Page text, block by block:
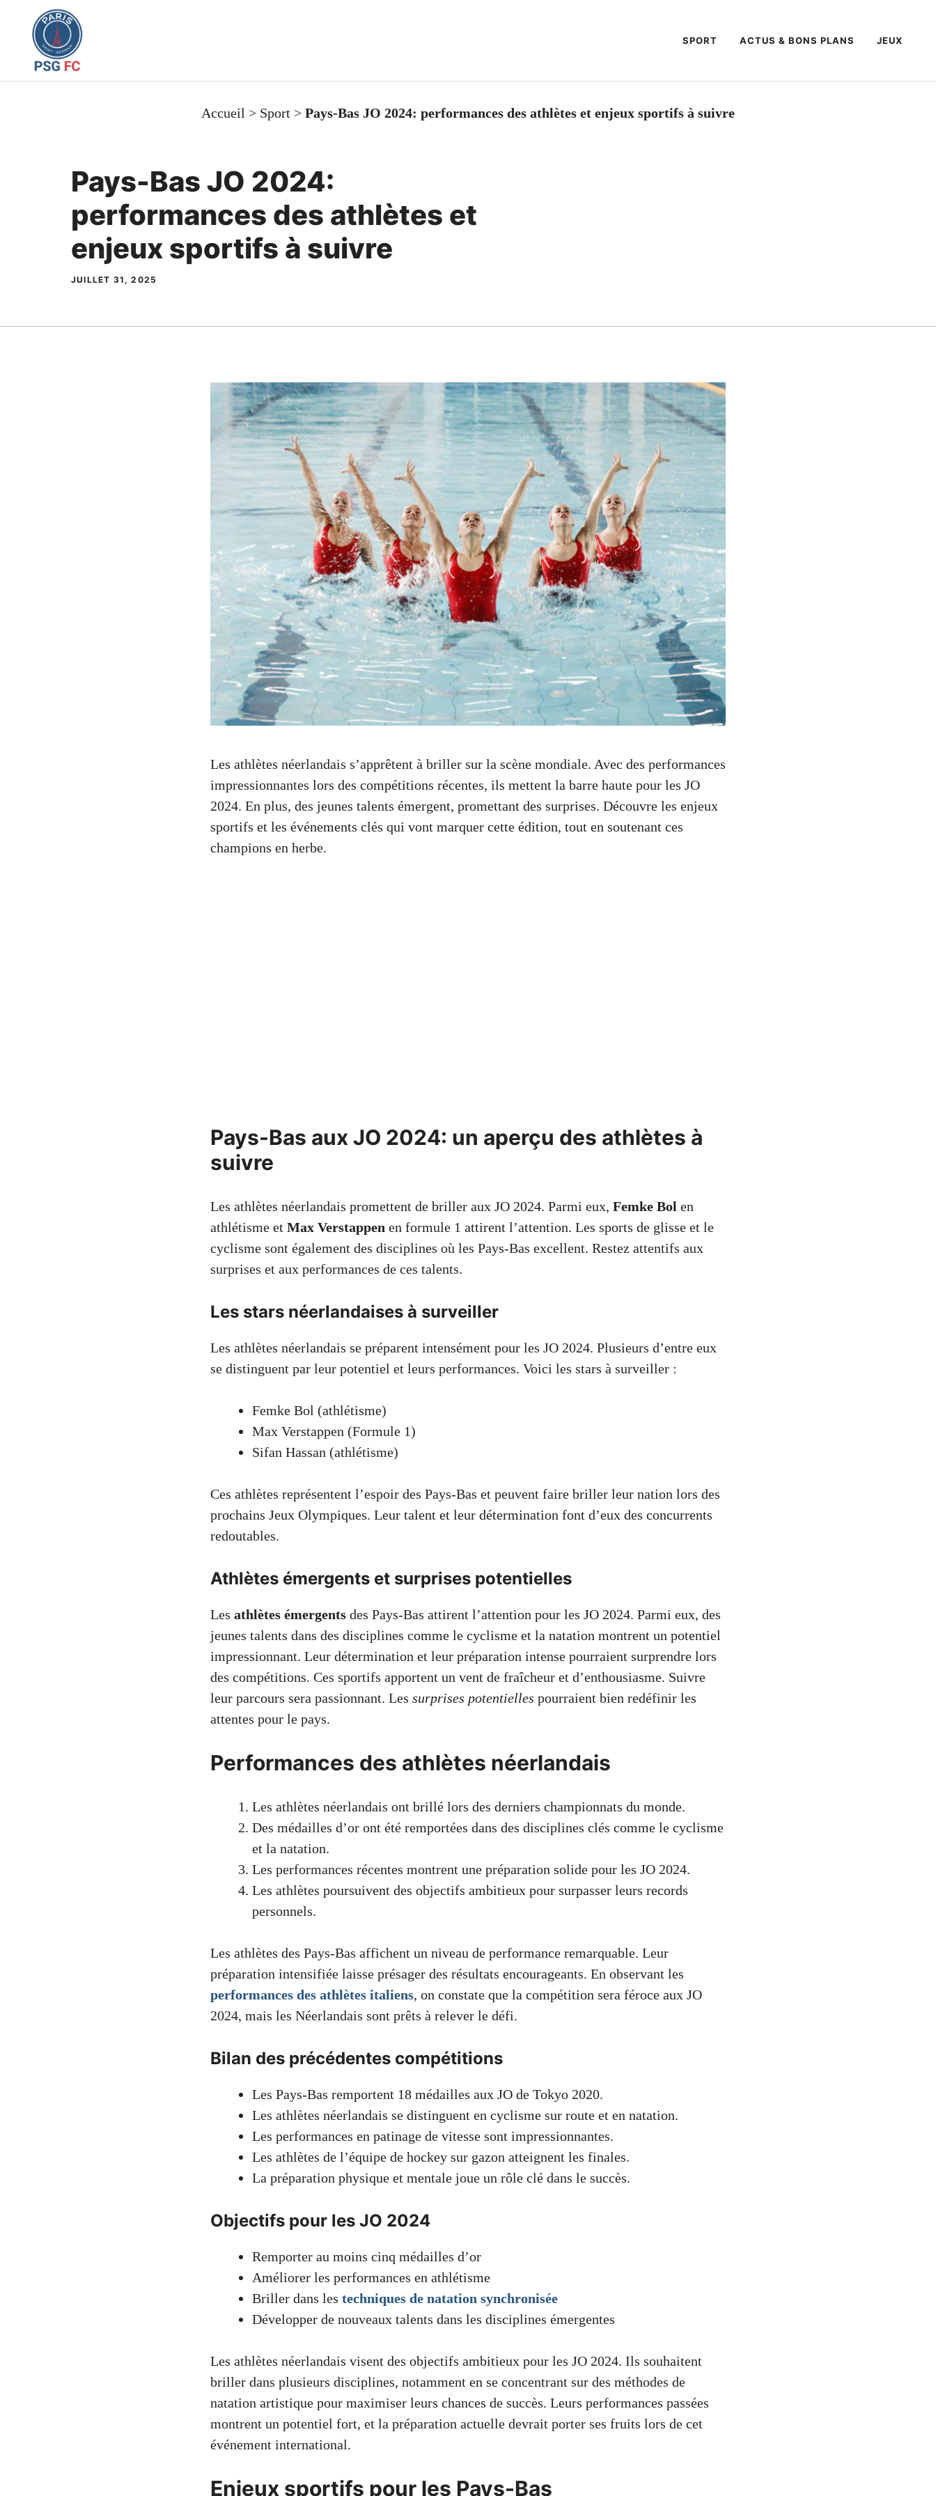
contenu
SPORT ACTUS & BONS PLANS JEUX
Accueil > Sport > Pays-Bas JO 2024: performances des athlètes et enjeux sportifs à suivre
Pays-Bas JO 2024:
performances des athlètes et
enjeux sportifs à suivre
JUILLET 31, 2025
Les athlètes néerlandais s’apprêtent à briller sur la scène mondiale. Avec des performances
impressionnantes lors des compétitions récentes, ils mettent la barre haute pour les JO
2024. En plus, des jeunes talents émergent, promettant des surprises. Découvre les enjeux
sportifs et les événements clés qui vont marquer cette édition, tout en soutenant ces
champions en herbe.
Pays-Bas aux JO 2024: un aperçu des athlètes à
suivre
Les athlètes néerlandais promettent de briller aux JO 2024. Parmi eux, Femke Bol en
athlétisme et Max Verstappen en formule 1 attirent l’attention. Les sports de glisse et le
cyclisme sont également des disciplines où les Pays-Bas excellent. Restez attentifs aux
surprises et aux performances de ces talents.
Les stars néerlandaises à surveiller
Les athlètes néerlandais se préparent intensément pour les JO 2024. Plusieurs d’entre eux
se distinguent par leur potentiel et leurs performances. Voici les stars à surveiller :
Femke Bol (athlétisme)
Max Verstappen (Formule 1)
Sifan Hassan (athlétisme)
Ces athlètes représentent l’espoir des Pays-Bas et peuvent faire briller leur nation lors des
prochains Jeux Olympiques. Leur talent et leur détermination font d’eux des concurrents
redoutables.
Athlètes émergents et surprises potentielles
Les athlètes émergents des Pays-Bas attirent l’attention pour les JO 2024. Parmi eux, des
jeunes talents dans des disciplines comme le cyclisme et la natation montrent un potentiel
impressionnant. Leur détermination et leur préparation intense pourraient surprendre lors
des compétitions. Ces sportifs apportent un vent de fraîcheur et d’enthousiasme. Suivre
leur parcours sera passionnant. Les surprises potentielles pourraient bien redéfinir les
attentes pour le pays.
Performances des athlètes néerlandais
Les athlètes néerlandais ont brillé lors des derniers championnats du monde.
Des médailles d’or ont été remportées dans des disciplines clés comme le cyclisme
et la natation.
Les performances récentes montrent une préparation solide pour les JO 2024.
Les athlètes poursuivent des objectifs ambitieux pour surpasser leurs records
personnels.
Les athlètes des Pays-Bas affichent un niveau de performance remarquable. Leur
préparation intensifiée laisse présager des résultats encourageants. En observant les
performances des athlètes italiens, on constate que la compétition sera féroce aux JO
2024, mais les Néerlandais sont prêts à relever le défi.
Bilan des précédentes compétitions
Les Pays-Bas remportent 18 médailles aux JO de Tokyo 2020.
Les athlètes néerlandais se distinguent en cyclisme sur route et en natation.
Les performances en patinage de vitesse sont impressionnantes.
Les athlètes de l’équipe de hockey sur gazon atteignent les finales.
La préparation physique et mentale joue un rôle clé dans le succès.
Objectifs pour les JO 2024
Remporter au moins cinq médailles d’or
Améliorer les performances en athlétisme
Briller dans les techniques de natation synchronisée
Développer de nouveaux talents dans les disciplines émergentes
Les athlètes néerlandais visent des objectifs ambitieux pour les JO 2024. Ils souhaitent
briller dans plusieurs disciplines, notamment en se concentrant sur des méthodes de
natation artistique pour maximiser leurs chances de succès. Leurs performances passées
montrent un potentiel fort, et la préparation actuelle devrait porter ses fruits lors de cet
événement international.
Enjeux sportifs pour les Pays-Bas